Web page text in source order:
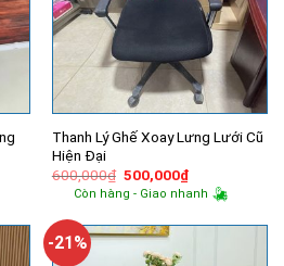
Thanh Lý Ghế Xoay Lưng Lưới Cũ
Hiện Đại
600,000₫ Giá
gốc
là:
500,000₫Giá
hiện
tại
500,000₫.
Còn hàng - Giao nhanh
-21%